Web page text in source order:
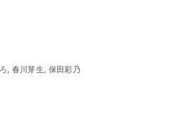
, 春川芽生, 保田彩乃